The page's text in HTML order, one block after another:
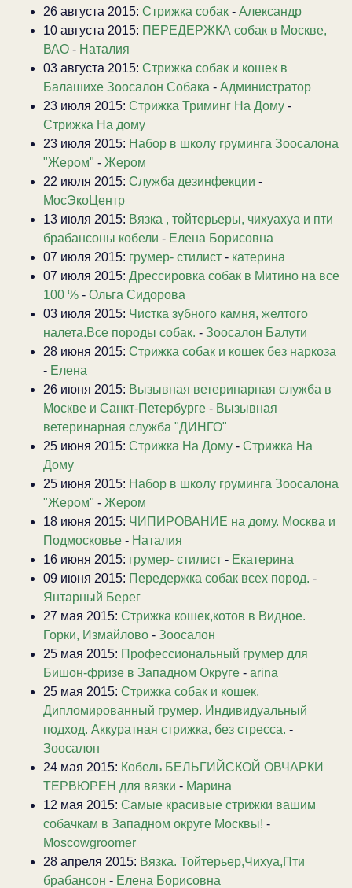
26 августа 2015: Стрижка собак - Александр
10 августа 2015: ПЕРЕДЕРЖКА собак в Москве,
ВАО - Наталия
03 августа 2015: Стрижка собак и кошек в
Балашихе Зоосалон Собака - Администратор
23 июля 2015: Стрижка Триминг На Дому -
Стрижка На дому
23 июля 2015: Набор в школу груминга Зоосалона
"Жером" - Жером
22 июля 2015: Служба дезинфекции -
МосЭкоЦентр
13 июля 2015: Вязка , тойтерьеры, чихуахуа и пти
брабансоны кобели - Елена Борисовна
07 июля 2015: грумер- стилист - катерина
07 июля 2015: Дрессировка собак в Митино на все
100 % - Ольга Сидорова
03 июля 2015: Чистка зубного камня, желтого
налета.Все породы собак. - Зоосалон Балути
28 июня 2015: Стрижка собак и кошек без наркоза
- Елена
26 июня 2015: Вызывная ветеринарная служба в
Москве и Санкт-Петербурге - Вызывная
ветеринарная служба "ДИНГО"
25 июня 2015: Стрижка На Дому - Стрижка На
Дому
25 июня 2015: Набор в школу груминга Зоосалона
"Жером" - Жером
18 июня 2015: ЧИПИРОВАНИЕ на дому. Москва и
Подмосковье - Наталия
16 июня 2015: грумер- стилист - Екатерина
09 июня 2015: Передержка собак всех пород. -
Янтарный Берег
27 мая 2015: Стрижка кошек,котов в Видное.
Горки, Измайлово - Зоосалон
25 мая 2015: Профессиональный грумер для
Бишон-фризе в Западном Округе - arina
25 мая 2015: Стрижка собак и кошек.
Дипломированный грумер. Индивидуальный
подход. Аккуратная стрижка, без стресса. -
Зоосалон
24 мая 2015: Кобель БЕЛЬГИЙСКОЙ ОВЧАРКИ
ТЕРВЮРЕН для вязки - Марина
12 мая 2015: Самые красивые стрижки вашим
собачкам в Западном округе Москвы! -
Moscowgroomer
28 апреля 2015: Вязка. Тойтерьер,Чихуа,Пти
брабансон - Елена Борисовна